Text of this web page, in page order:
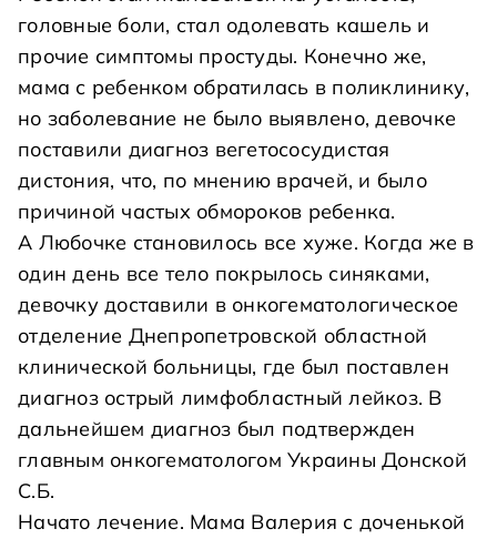
головные боли, стал одолевать кашель и
прочие симптомы простуды. Конечно же,
мама с ребенком обратилась в поликлинику,
но заболевание не было выявлено, девочке
поставили диагноз вегетососудистая
дистония, что, по мнению врачей, и было
причиной частых обмороков ребенка.
А Любочке становилось все хуже. Когда же в
один день все тело покрылось синяками,
девочку доставили в онкогематологическое
отделение Днепропетровской областной
клинической больницы, где был поставлен
диагноз острый лимфобластный лейкоз. В
дальнейшем диагноз был подтвержден
главным онкогематологом Украины Донской
С.Б.
Начато лечение. Мама Валерия с доченькой